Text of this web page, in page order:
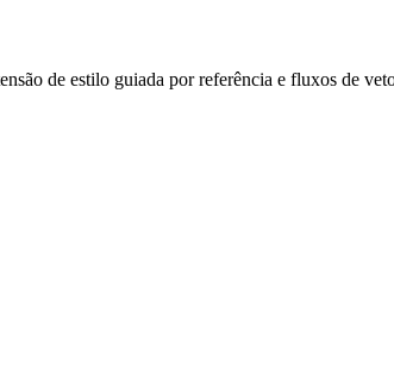
de estilo guiada por referência e fluxos de